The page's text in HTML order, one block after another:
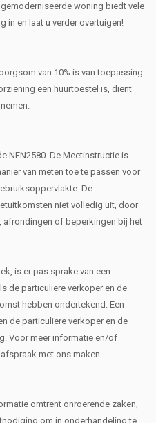
woning biedt vele
in en laat u verder overtuigen!
van 10% is van toepassing.
een huurtoestel is, dient
NEN2580. De Meetinstructie is
van meten toe te passen voor
De
niet volledig uit, door
afrondingen of beperkingen bij het
is er pas sprake van een
de particuliere verkoper en de
hebben ondertekend. Een
de particuliere verkoper en de
Voor meer informatie en/of
met ons maken.
omtrent onroerende zaken,
om in onderhandeling te